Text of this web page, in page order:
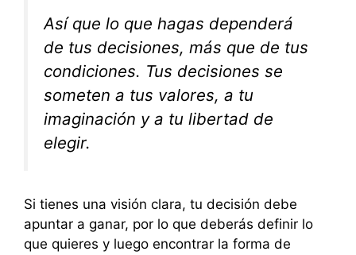
Así que lo que hagas dependerá
de tus decisiones, más que de tus
condiciones. Tus decisiones se
someten a tus valores, a tu
imaginación y a tu libertad de
elegir.
Si tienes una visión clara, tu decisión debe
apuntar a ganar, por lo que deberás definir lo
que quieres y luego encontrar la forma de